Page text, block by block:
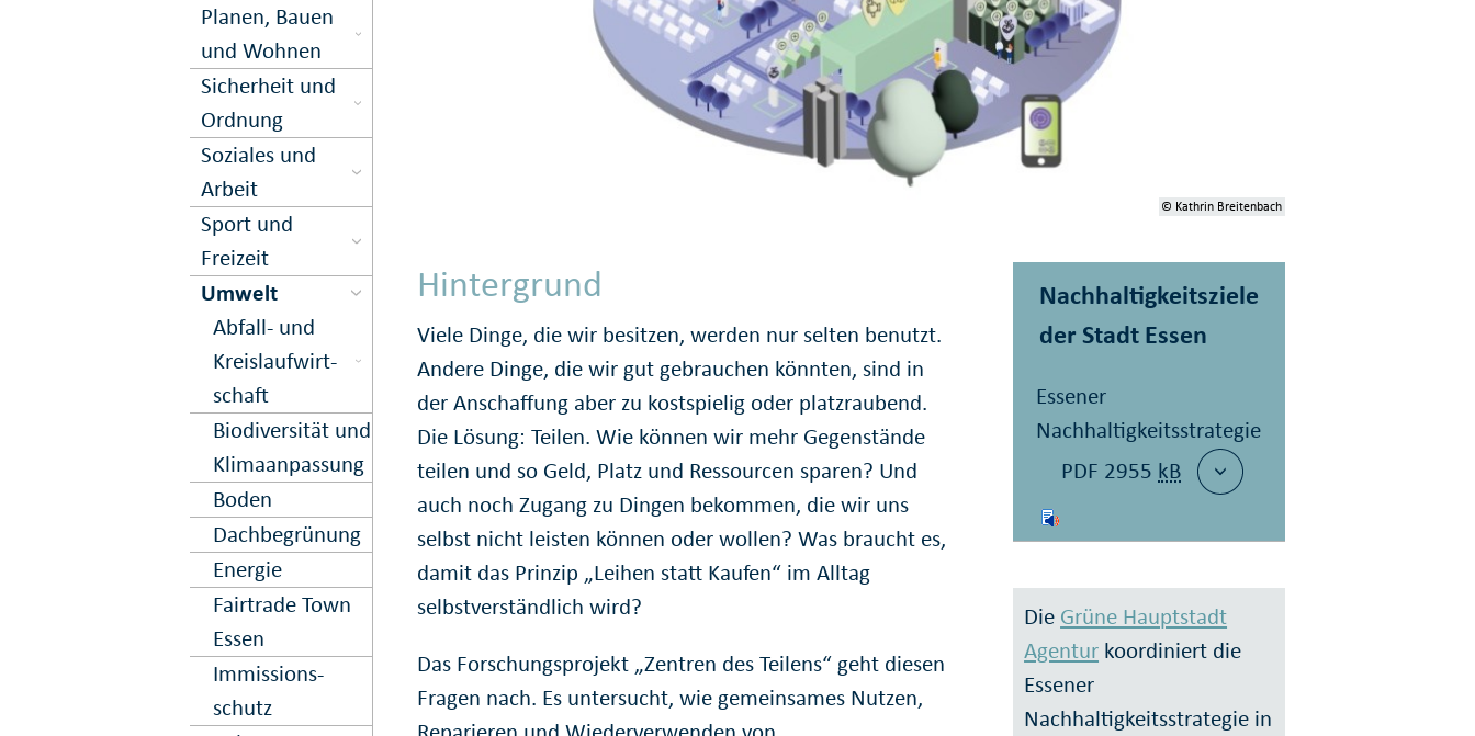
Planen, Bauen
und Wohnen
Sicher­heit und
Ord­nung
Soziales und
Arbeit
Sport und
Freizeit
Umwelt
Abfall- und
Kreis­lauf­wirt­
schaft
Biodiversität und
Klima­anpassung
Boden
Dach­begrün­ung
Energie
Fairtrade Town
Essen
Immissions­
schutz
© Kathrin Breitenbach
Hintergrund
Viele Dinge, die wir besitzen, werden nur selten benutzt.
Andere Dinge, die wir gut gebrauchen könnten, sind in
der Anschaffung aber zu kostspielig oder platzraubend.
Die Lösung: Teilen. Wie können wir mehr Gegenstände
teilen und so Geld, Platz und Ressourcen sparen? Und
auch noch Zugang zu Dingen bekommen, die wir uns
selbst nicht leisten können oder wollen? Was braucht es,
damit das Prinzip „Leihen statt Kaufen“ im Alltag
selbstverständlich wird?
Das Forschungsprojekt „Zentren des Teilens“ geht diesen
Fragen nach. Es untersucht, wie gemeinsames Nutzen,
Nachhaltigkeitsziele
der Stadt Essen
Essener
Nachhaltigkeitsstrategie
PDF 2955 kB
Die Grüne Hauptstadt
Agentur koordiniert die
Essener
Nachhaltigkeitsstrategie in